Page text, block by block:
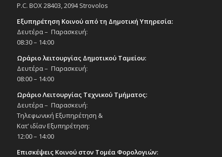
P.C. BOX 28403, 2094 Strovolos
Εξυπηρέτηση Κοινού από τη Δημοτική Υπηρεσία:
Δευτέρα – Παρασκευή:
08:30 – 14:00
Ωράριο λειτουργίας Δημοτικού Ταμείου:
Δευτέρα – Παρασκευή:
08:00 – 14:00
Ωράριο Λειτουργίας Τεχνικού Τμήματος:
Δευτέρα – Παρασκευή:
Τηλεφωνική Εξυπηρέτηση &
Κατ’ ιδίαν Εξυπηρέτηση:
12:00 – 14:00
Επισκέψεις Κοινού στον Τομέα Φορολογιών: